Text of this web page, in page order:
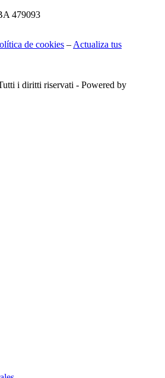
479093
de cookies – Actualiza tus
i diritti riservati - Powered by